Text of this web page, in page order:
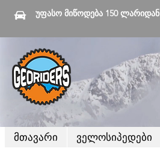
უფასო მიწოდება 150 ლარიდან
მთავარი ველოსიპედები